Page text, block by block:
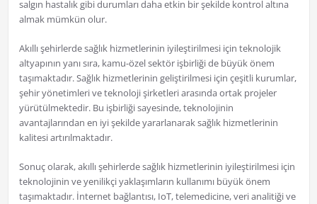
salgın hastalık gibi durumları daha etkin bir şekilde kontrol altına
almak mümkün olur.
Akıllı şehirlerde sağlık hizmetlerinin iyileştirilmesi için teknolojik
altyapının yanı sıra, kamu-özel sektör işbirliği de büyük önem
taşımaktadır. Sağlık hizmetlerinin geliştirilmesi için çeşitli kurumlar,
şehir yönetimleri ve teknoloji şirketleri arasında ortak projeler
yürütülmektedir. Bu işbirliği sayesinde, teknolojinin
avantajlarından en iyi şekilde yararlanarak sağlık hizmetlerinin
kalitesi artırılmaktadır.
Sonuç olarak, akıllı şehirlerde sağlık hizmetlerinin iyileştirilmesi için
teknolojinin ve yenilikçi yaklaşımların kullanımı büyük önem
taşımaktadır. İnternet bağlantısı, IoT, telemedicine, veri analitiği ve